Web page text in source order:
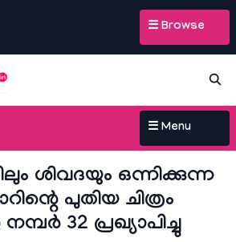
☰ Browse
☰ Menu
ശിവദയും ഒന്നിക്കുന്ന
പുതിയ ചിത്രം
32 പ്രഖ്യാപിച്ചു